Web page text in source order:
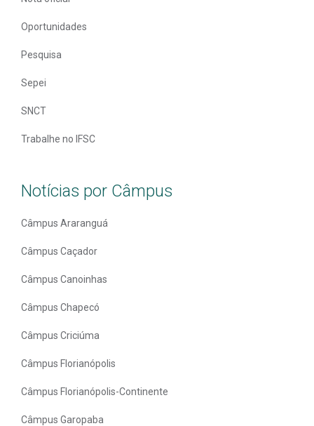
Oportunidades
Pesquisa
Sepei
SNCT
Trabalhe no IFSC
Notícias por Câmpus
Câmpus Araranguá
Câmpus Caçador
Câmpus Canoinhas
Câmpus Chapecó
Câmpus Criciúma
Câmpus Florianópolis
Câmpus Florianópolis-Continente
Câmpus Garopaba